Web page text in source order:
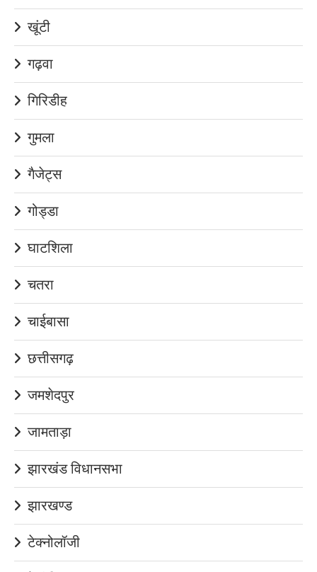
खूंटी
गढ़वा
गिरिडीह
गुमला
गैजेट्स
गोड्डा
घाटशिला
चतरा
चाईबासा
छत्तीसगढ़
जमशेदपुर
जामताड़ा
झारखंड विधानसभा
झारखण्ड
टेक्नोलॉजी